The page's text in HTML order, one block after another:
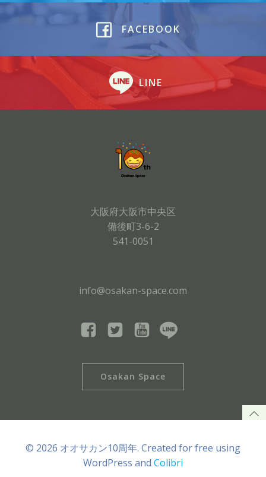
FACEBOOK
LINE
大阪府大阪市中央区
備後町3-6-2
541-0051
info@osakan-space.com
Osakan Space
© 2026 オオサカン10周年. Created for free using
WordPress and Colibri